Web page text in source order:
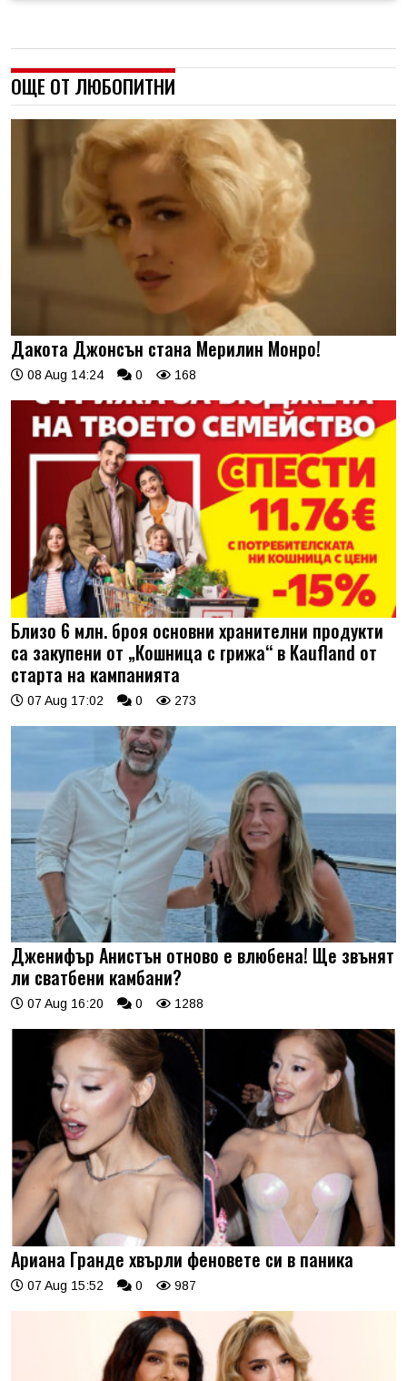
ОЩЕ ОТ ЛЮБОПИТНИ
Дакота Джонсън стана Мерилин Монро!
08 Aug 14:24 0 168
Близо 6 млн. броя основни хранителни продукти
са закупени от „Кошница с грижа“ в Kaufland от
старта на кампанията
07 Aug 17:02 0 273
Дженифър Анистън отново е влюбена! Ще звънят
ли сватбени камбани?
07 Aug 16:20 0 1288
Ариана Гранде хвърли феновете си в паника
07 Aug 15:52 0 987